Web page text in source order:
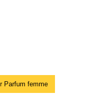
Parfum femme